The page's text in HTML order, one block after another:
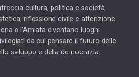
cultura, politica e società,
riflessione civile e attenzione
e l’Amiata diventano luoghi
da cui pensare il futuro delle
sviluppo e della democrazia.